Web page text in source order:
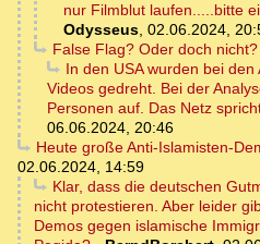
nur Filmblut laufen.....bitte
Odysseus, 02.06.2024,
False Flag? Oder doch nicht?
In den USA wurden bei
Videos gedreht. Bei der
Personen auf. Das Netz
06.06.2024, 20:46
Heute große Anti-Islamisten-
02.06.2024, 14:59
Klar, dass die deutschen
nicht protestieren. Aber leider
Demos gegen islamische